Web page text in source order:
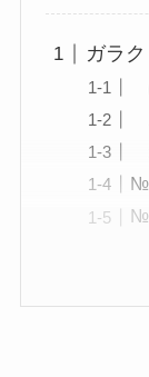
ガラ
№
№